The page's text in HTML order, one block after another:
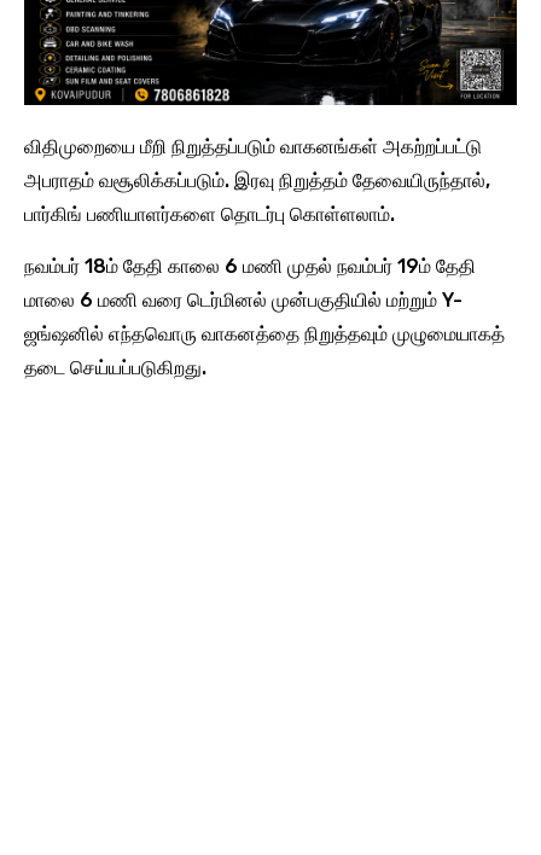
விதிமுறையை மீறி நிறுத்தப்படும் வாகனங்கள் அகற்றப்பட்டு
அபராதம் வசூலிக்கப்படும். இரவு நிறுத்தம் தேவையிருந்தால்,
பார்கிங் பணியாளர்களை தொடர்பு கொள்ளலாம்.
நவம்பர் 18ம் தேதி காலை 6 மணி முதல் நவம்பர் 19ம் தேதி
மாலை 6 மணி வரை டெர்மினல் முன்பகுதியில் மற்றும் Y-
ஜங்ஷனில் எந்தவொரு வாகனத்தை நிறுத்தவும் முழுமையாகத்
தடை செய்யப்படுகிறது.